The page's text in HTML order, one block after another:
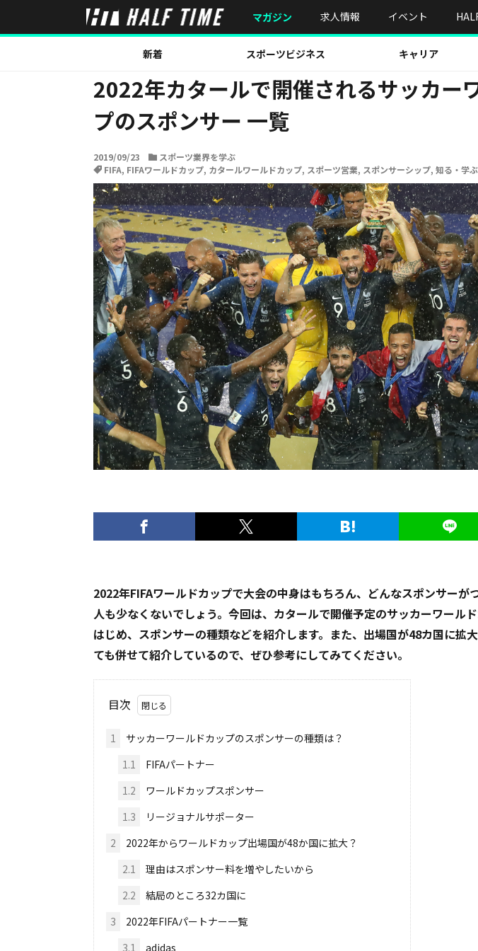
マガジン 求人情報 イベント
新着 スポーツビジネス キャリア
HOME スポーツ業界を学ぶ 2022年カタールで開催されるサッカーワールドカップのスポンサー
2022年カタールで開催されるサッカー
プのスポンサー 一覧
2019/09/23
スポーツ業界を学ぶ
FIFA, FIFAワールドカップ, カタールワールドカップ, スポーツ営業, スポンサーシップ, 知る・学ぶ
2022年FIFAワールドカップで大会の中身はもちろん、どんなスポンサーが
人も少なくないでしょう。今回は、カタールで開催予定のサッカーワール
はじめ、スポンサーの種類などを紹介します。また、出場国が48カ国に拡
ても併せて紹介しているので、ぜひ参考にしてみてください。
目次
1
サッカーワールドカップのスポンサーの種類は？
1.1
FIFAパートナー
1.2
ワールドカップスポンサー
1.3
リージョナルサポーター
2
2022年からワールドカップ出場国が48か国に拡大？
2.1
理由はスポンサー料を増やしたいから
2.2
結局のところ32カ国に
3
2022年FIFAパートナー一覧
3.1
adidas